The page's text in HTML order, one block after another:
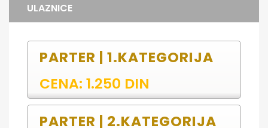
ULAZNICE
PARTER | 1.KATEGORIJA
CENA: 1.250 DIN
PARTER | 2.KATEGORIJA